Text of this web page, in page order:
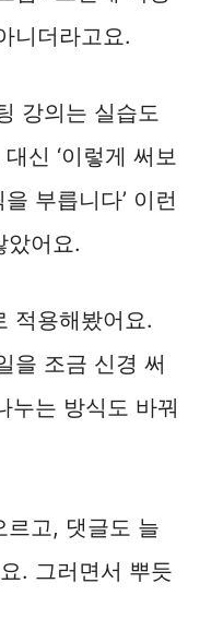
니더라고요.
강의는 실습도
신 ‘이렇게 써보
부릅니다’ 이런
았어요.
적용해봤어요.
을 조금 신경 써
누는 방식도 바꿔
르고, 댓글도 늘
. 그러면서 뿌듯